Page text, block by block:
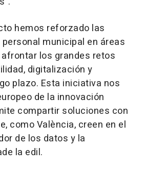
hemos reforzado las
municipal en áreas
los grandes retos
digitalización y
plazo. Esta iniciativa nos
de la innovación
compartir soluciones con
como València, creen en el
de los datos y la
la edil.